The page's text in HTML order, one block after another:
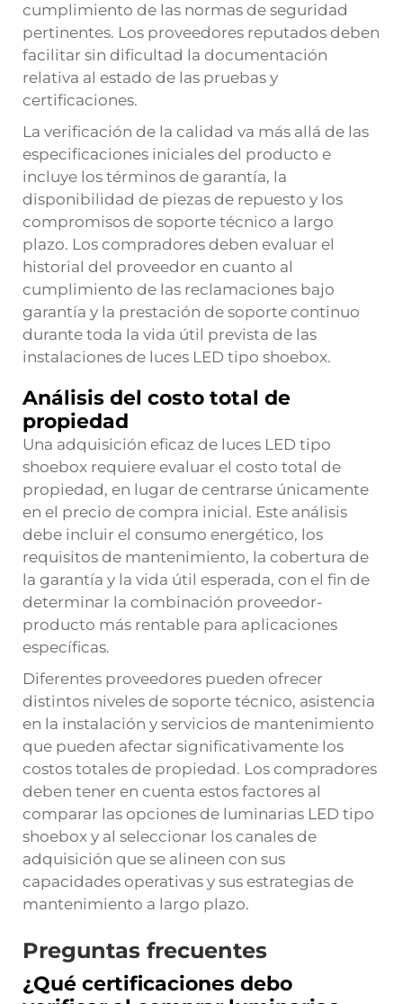
cumplimiento de las normas de seguridad
pertinentes. Los proveedores reputados deben
facilitar sin dificultad la documentación
relativa al estado de las pruebas y
certificaciones.
La verificación de la calidad va más allá de las
especificaciones iniciales del producto e
incluye los términos de garantía, la
disponibilidad de piezas de repuesto y los
compromisos de soporte técnico a largo
plazo. Los compradores deben evaluar el
historial del proveedor en cuanto al
cumplimiento de las reclamaciones bajo
garantía y la prestación de soporte continuo
durante toda la vida útil prevista de las
instalaciones de luces LED tipo shoebox.
Análisis del costo total de
propiedad
Una adquisición eficaz de luces LED tipo
shoebox requiere evaluar el costo total de
propiedad, en lugar de centrarse únicamente
en el precio de compra inicial. Este análisis
debe incluir el consumo energético, los
requisitos de mantenimiento, la cobertura de
la garantía y la vida útil esperada, con el fin de
determinar la combinación proveedor-
producto más rentable para aplicaciones
específicas.
Diferentes proveedores pueden ofrecer
distintos niveles de soporte técnico, asistencia
en la instalación y servicios de mantenimiento
que pueden afectar significativamente los
costos totales de propiedad. Los compradores
deben tener en cuenta estos factores al
comparar las opciones de luminarias LED tipo
shoebox y al seleccionar los canales de
adquisición que se alineen con sus
capacidades operativas y sus estrategias de
mantenimiento a largo plazo.
Preguntas frecuentes
¿Qué certificaciones debo